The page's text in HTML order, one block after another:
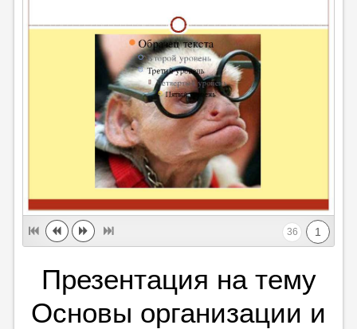
1
36
Презентация на тему
Основы организации и